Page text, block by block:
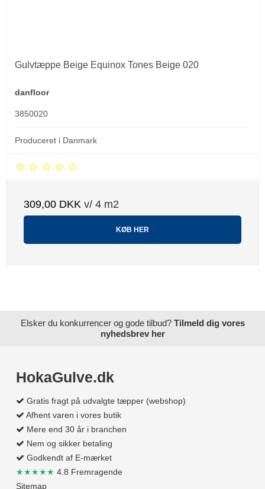
Gulvtæppe Beige Equinox Tones Beige 020
danfloor
3850020
Produceret i Danmark
309,00 DKK v/ 4 m2
KØB HER
Elsker du konkurrencer og gode tilbud? Tilmeld dig vores
nyhedsbrev her
HokaGulve.dk
Gratis fragt på udvalgte tæpper (webshop)
Afhent varen i vores butik
Mere end 30 år i branchen
Nem og sikker betaling
Godkendt af E-mærket
★★★★★ 4.8 Fremragende
Sitemap